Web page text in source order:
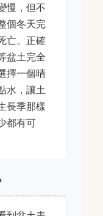
慢，但不
個冬天完
亡。正確
盆土完全
擇一個晴
水，讓土
長季那樣
都有可